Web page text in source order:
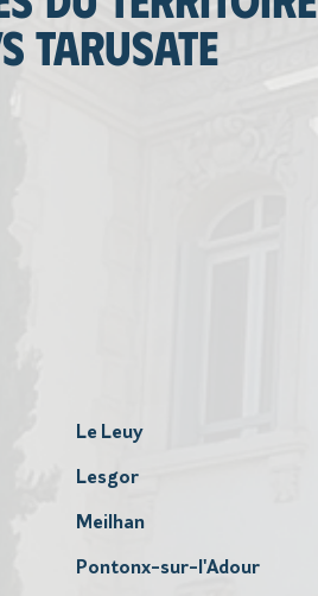
tarusate
Le Leuy
Lesgor
Meilhan
Pontonx-sur-l'Adour